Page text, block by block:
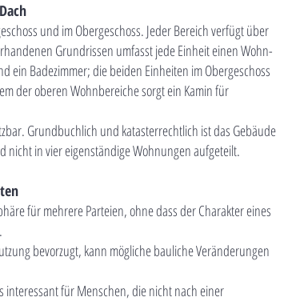
und im Obergeschoss. Jeder Bereich verfügt über
Grundrissen umfasst jede Einheit einen Wohn-
ein Badezimmer; die beiden Einheiten im Obergeschoss
der oberen Wohnbereiche sorgt ein Kamin für
Grundbuchlich und katasterrechtlich ist das Gebäude
nicht in vier eigenständige Wohnungen aufgeteilt.
für mehrere Parteien, ohne dass der Charakter eines
bevorzugt, kann mögliche bauliche Veränderungen
interessant für Menschen, die nicht nach einer